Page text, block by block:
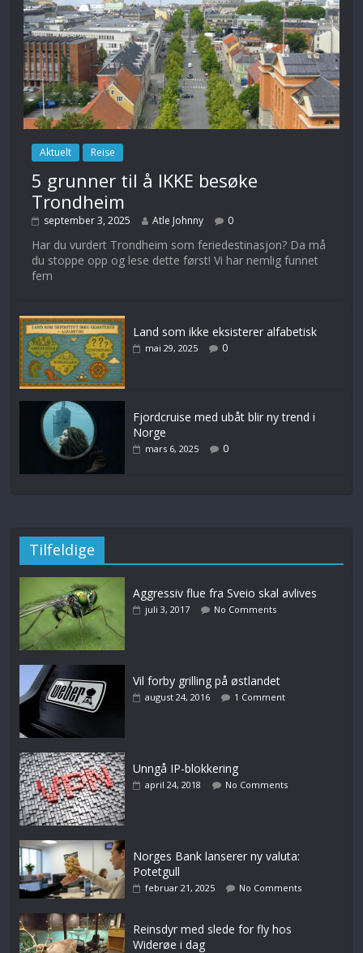
Aktuelt Reise
5 grunner til å IKKE besøke
Trondheim
september 3, 2025 Atle Johnny 0
Har du vurdert Trondheim som feriedestinasjon? Da må
du stoppe opp og lese dette først! Vi har nemlig funnet
fem
Land som ikke eksisterer alfabetisk
mai 29, 2025 0
Fjordcruise med ubåt blir ny trend i
Norge
mars 6, 2025 0
Tilfeldige
Aggressiv flue fra Sveio skal avlives
juli 3, 2017 No Comments
Vil forby grilling på østlandet
august 24, 2016 1 Comment
Unngå IP-blokkering
april 24, 2018 No Comments
Norges Bank lanserer ny valuta:
Potetgull
februar 21, 2025 No Comments
Reinsdyr med slede for fly hos
Widerøe i dag